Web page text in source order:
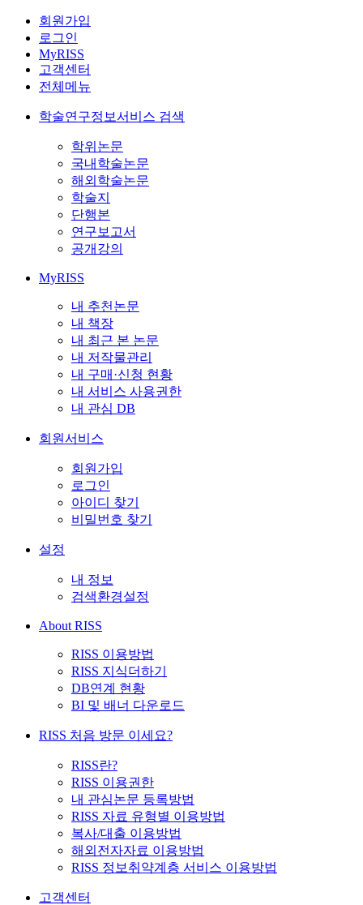
회원가입
로그인
MyRISS
고객센터
전체메뉴
학술연구정보서비스 검색
학위논문
국내학술논문
해외학술논문
학술지
단행본
연구보고서
공개강의
MyRISS
내 추천논문
내 책장
내 최근 본 논문
내 저작물관리
내 구매·신청 현황
내 서비스 사용권한
내 관심 DB
회원서비스
회원가입
로그인
아이디 찾기
비밀번호 찾기
설정
내 정보
검색환경설정
About RISS
RISS 이용방법
RISS 지식더하기
DB연계 현황
BI 및 배너 다운로드
RISS 처음 방문 이세요?
RISS란?
RISS 이용권한
내 관심논문 등록방법
RISS 자료 유형별 이용방법
복사/대출 이용방법
해외전자자료 이용방법
RISS 정보취약계층 서비스 이용방법
고객센터